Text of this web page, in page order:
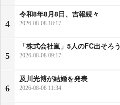
4
令和8年8月8日、吉報続々
2026-08-08 18:17
5
「株式会社嵐」5人のFC出そろう
2026-08-08 09:17
6
及川光博が結婚を発表
2026-08-08 11:34